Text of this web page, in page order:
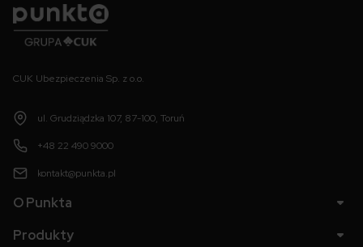
CUK Ubezpieczenia Sp. z o.o.
ul. Grudziądzka 107, 87-100, Toruń
+48 22 490 9000
kontakt@punkta.pl
O Punkta
Produkty